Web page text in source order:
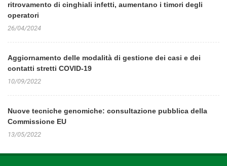
ritrovamento di cinghiali infetti, aumentano i timori degli
operatori
26/04/2024
Aggiornamento delle modalità di gestione dei casi e dei
contatti stretti COVID-19
10/09/2022
Nuove tecniche genomiche: consultazione pubblica della
Commissione EU
13/05/2022